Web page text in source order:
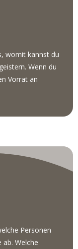
womit kannst du
Wenn du
Vorrat an
Personen
ab. Welche